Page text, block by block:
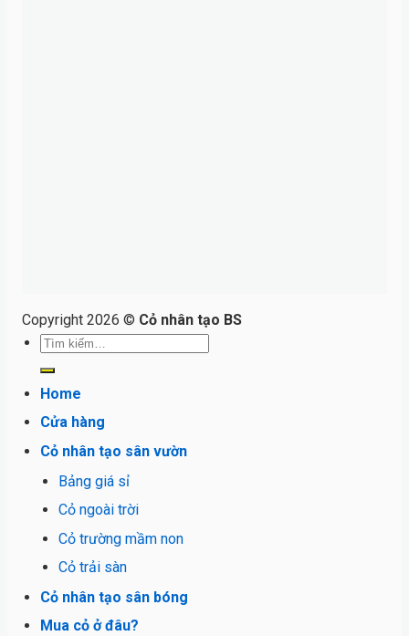
Copyright 2026 © Cỏ nhân tạo BS
Tìm
kiếm:
Home
Cửa hàng
Cỏ nhân tạo sân vườn
Bảng giá sỉ
Cỏ ngoài trời
Cỏ trường mầm non
Cỏ trải sàn
Cỏ nhân tạo sân bóng
Mua cỏ ở đâu?